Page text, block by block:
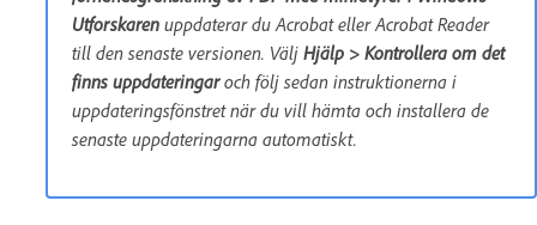
Utforskaren uppdaterar du Acrobat eller Acrobat Reader
till den senaste versionen. Välj Hjälp > Kontrollera om det
finns uppdateringaroch följ sedan instruktionerna i
uppdateringsfönstret när du vill hämta och installera de
senaste uppdateringarna automatiskt.